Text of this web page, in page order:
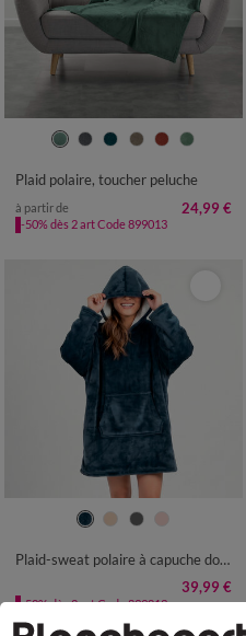
Plaid polaire, toucher peluche
à partir de 24,99 €
-50% dès 2 art Code 899013
Plaid-sweat polaire à capuche doublé sherpa
39,99 €
-50% dès 2 art Code 899013